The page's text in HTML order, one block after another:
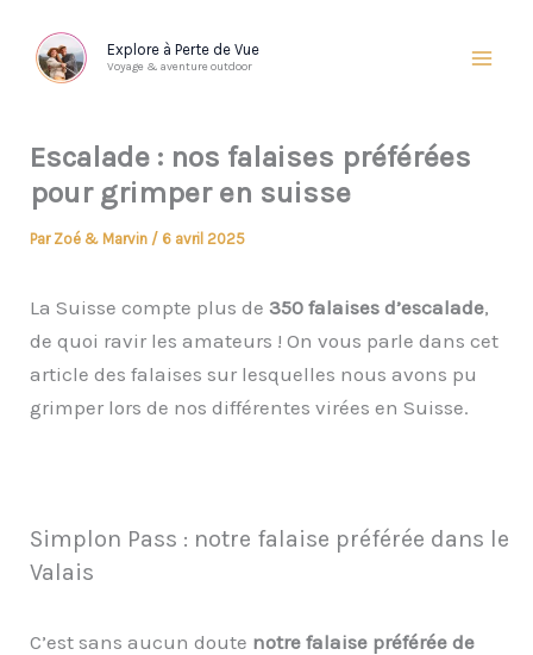
contenu
Explore à Perte de Vue
Voyage & aventure outdoor
Escalade : nos falaises préférées
pour grimper en suisse
Par Zoé & Marvin / 6 avril 2025
La Suisse compte plus de 350 falaises d’escalade,
de quoi ravir les amateurs ! On vous parle dans cet
article des falaises sur lesquelles nous avons pu
grimper lors de nos différentes virées en Suisse.
Simplon Pass : notre falaise préférée dans le
Valais
C’est sans aucun doute notre falaise préférée de